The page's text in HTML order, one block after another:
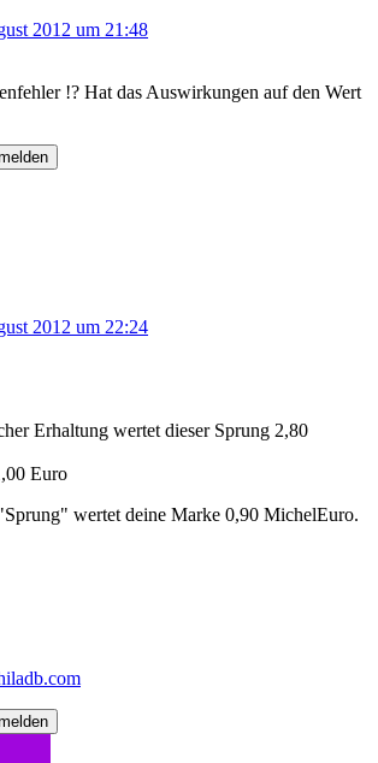
2012 um 21:48
!? Hat das Auswirkungen auf den Wert
2012 um 22:24
Erhaltung wertet dieser Sprung 2,80
Euro
wertet deine Marke 0,90 MichelEuro.